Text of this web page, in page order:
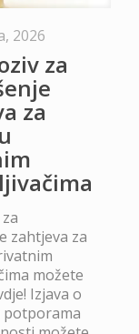
2026
za
za
zahtjeva za
možete
Izjava o